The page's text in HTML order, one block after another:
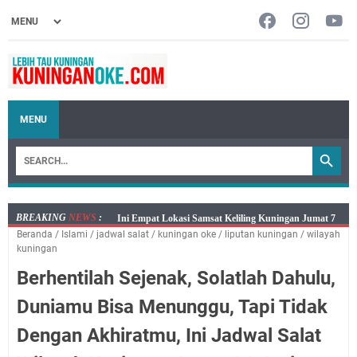
MENU
BREAKING NEWS :
Jumat 7 Agustus 2026 Mobil SIM Keliling Ada di
Kecamatan Sindangagung
Dicabut Dari Hidupmu, Kamu Akan Tetap Berjalan
Kelaparan Meskipun Memiliki Sekarung Penuh Uang
Salat Lima Waktu itu Bukan Cuma Kewajiban, Tapi
juga Tempat Beristirahat yang Paling Menenangkan, Ini
Beranda / Islami / jadwal salat / kuningan oke / liputan kuningan / wilayah
kuningan
Berhentilah Sejenak, Solatlah Dahulu,
Duniamu Bisa Menunggu, Tapi Tidak
Dengan Akhiratmu, Ini Jadwal Salat